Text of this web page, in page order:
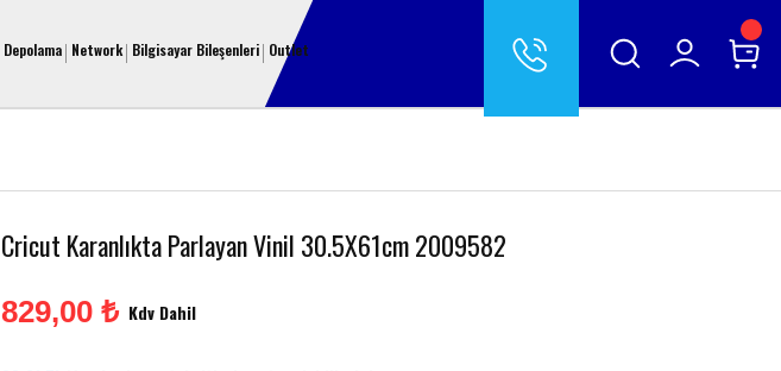
Depolama Network Bilgisayar Bileşenleri Outlet
Cricut Karanlıkta Parlayan Vinil 30.5X61cm 2009582
829,00 ₺ Kdv Dahil